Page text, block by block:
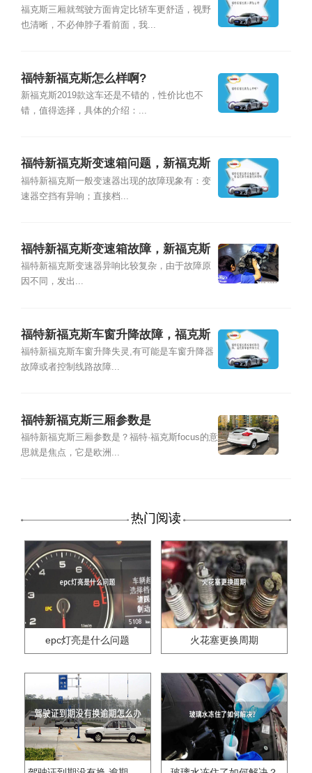
福克斯三厢就驾驶方面肯定比轿车更舒适，视野
也清晰，不必伸脖子看前面，我...
福特新福克斯怎么样啊?
新福克斯2019款这车还是不错的，性价比也不
错，值得选择，具体的介绍：...
福特新福克斯变速箱问题，新福克斯
变速箱故障有哪些
福特新福克斯一般变速器出现的故障现象有：变
速器空挡有异响；直接档...
福特新福克斯变速箱故障，新福克斯
变速箱异响
福特新福克斯变速器异响比较复杂，由于故障原
因不同，发出...
福特新福克斯车窗升降故障，福克斯
车窗升降失灵
福特新福克斯车窗升降失灵,有可能是车窗升降器
故障或者控制线路故障...
福特新福克斯三厢参数是
福特新福克斯三厢参数是？福特·福克斯focus的意
思就是焦点，它是欧洲...
热门阅读
epc灯亮是什么问题 火花塞更换周期